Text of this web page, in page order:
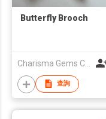
Butterfly Brooch
查詢